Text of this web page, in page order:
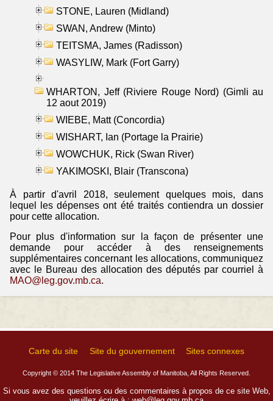
STONE, Lauren (Midland)
SWAN, Andrew (Minto)
TEITSMA, James (Radisson)
WASYLIW, Mark (Fort Garry)
WHARTON, Jeff (Riviere Rouge Nord) (Gimli au
12 aout 2019)
WIEBE, Matt (Concordia)
WISHART, Ian (Portage la Prairie)
WOWCHUK, Rick (Swan River)
YAKIMOSKI, Blair (Transcona)
À partir d'avril 2018, seulement quelques mois, dans
lequel les dépenses ont été traités contiendra un dossier
pour cette allocation.
Pour plus d'information sur la façon de présenter une
demande pour accéder à des renseignements
supplémentaires concernant les allocations, communiquez
avec le Bureau des allocation des députés par courriel à
MAO@leg.gov.mb.ca.
Carte du site Site du gouvernement Sites connexes
Copyright © 2014 The Legislative Assembly of Manitoba, All Rights Reserved.
Si vous avez des questions ou des commentaires à propos de ce site Web,